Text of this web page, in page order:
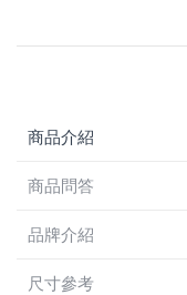
商品介紹
商品問答
品牌介紹
尺寸參考